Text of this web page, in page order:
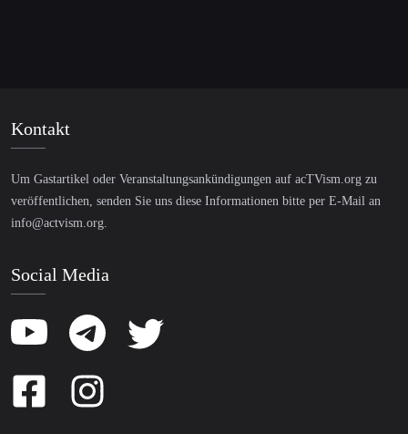
Kontakt
Um Gastartikel oder Veranstaltungsankündigungen auf acTVism.org zu
veröffentlichen, senden Sie uns diese Informationen bitte per E-Mail an
info@actvism.org.
Social Media